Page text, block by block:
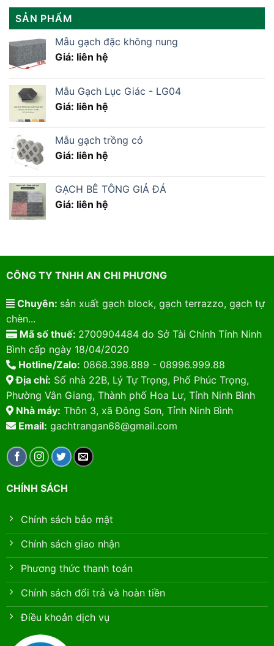
SẢN PHẨM
Mẫu gạch đặc không nung
Giá: liên hệ
Mẫu Gạch Lục Giác - LG04
Giá: liên hệ
Mẫu gạch trồng cỏ
Giá: liên hệ
GẠCH BÊ TÔNG GIẢ ĐÁ
Giá: liên hệ
CÔNG TY TNHH AN CHI PHƯƠNG
Chuyên: sản xuất gạch block, gạch terrazzo, gạch tự
chèn...
Mã số thuế: 2700904484 do Sở Tài Chính Tỉnh Ninh
Bình cấp ngày 18/04/2020
Hotline/Zalo: 0868.398.889 - 08996.999.88
Địa chỉ: Số nhà 22B, Lý Tự Trọng, Phố Phúc Trọng,
Phường Vân Giang, Thành phố Hoa Lư, Tỉnh Ninh Bình
Nhà máy: Thôn 3, xã Đông Sơn, Tỉnh Ninh Bình
Email: gachtrangan68@gmail.com
CHÍNH SÁCH
Chính sách bảo mật
Chính sách giao nhận
Phương thức thanh toán
Chính sách đổi trả và hoàn tiền
Điều khoản dịch vụ